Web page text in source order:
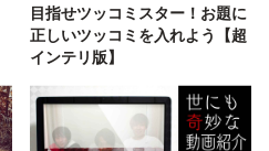
目指せツッコミスター！お題に
正しいツッコミを入れよう【超
インテリ版】